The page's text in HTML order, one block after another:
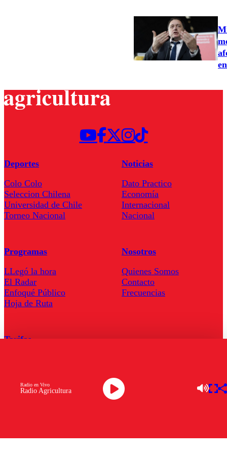
Radio Agricultura
Radio en Vivo
Deportes
Colo Colo
Seleccion Chilena
Universidad de Chile
Torneo Nacional
Noticias
Dato Practico
Economía
Internacional
Nacional
Programas
LLegó la hora
El Radar
Enfoqué Público
Hoja de Ruta
Nosotros
Quienes Somos
Contacto
Frecuencias
Tarifas
Descarga la APP